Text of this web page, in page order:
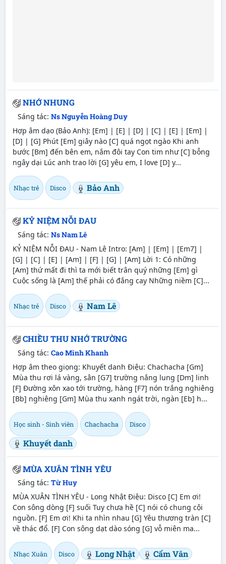
NHỚ NHUNG
Sáng tác: Ns Nguyễn Hoàng Duy
Hợp âm dạo (Bảo Anh): [Em] | [E] | [D] | [C] | [E] | [Em] |
[D] | [G] Phút [Em] giây nào [C] quá ngọt ngào Khi anh
bước [Bm] đến bên em, nắm đôi tay Con tim như [C] bỗng
ngây dại Lúc anh trao lời [G] yêu em, I love [D] y...
Nhạc trẻ Disco Bảo Anh
KỶ NIỆM NỖI ĐAU
Sáng tác: Ns Nam Lê
KỶ NIỆM NỖI ĐAU - Nam Lê Intro: [Am] | [Em] | [Em7] |
[G] | [C] | [E] | [Am] | [F] | [G] | [Am] Lời 1: Có những
[Am] thứ mất đi thì ta mới biết trân quý những [Em] gì
Cuộc sống là [Am] thế phải có đắng cay Những niềm [C]...
Nhạc trẻ Disco Nam Lê
CHIỀU THU NHỚ TRƯỜNG
Sáng tác: Cao Minh Khanh
Hợp âm theo giọng: Khuyết danh Điệu: Chachacha [Gm]
Mùa thu rơi lá vàng, sân [G7] trường nắng lung [Dm] linh
[F] Đường xôn xao tới trường, hàng [F7] nón trắng nghiêng
[Bb] nghiêng [Gm] Mùa thu xanh ngát trời, ngàn [Eb] h...
Học sinh - Sinh viên Chachacha Disco
Khuyết danh
MÙA XUÂN TÌNH YÊU
Sáng tác: Từ Huy
MÙA XUÂN TÌNH YÊU - Long Nhật Điệu: Disco [C] Em ơi!
Con sông dòng [F] suối Tuy chưa hề [C] nói có chung cội
nguồn. [F] Em ơi! Khi ta nhìn nhau [G] Yêu thương tràn [C]
về thác đổ. [F] Con sông dạt dào sóng [G] vỗ miên ma...
Nhạc Xuân Disco Long Nhật
Cẩm Vân